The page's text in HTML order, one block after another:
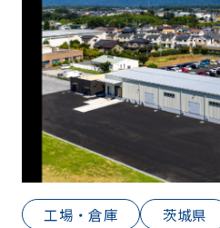
工場・倉庫 茨城県